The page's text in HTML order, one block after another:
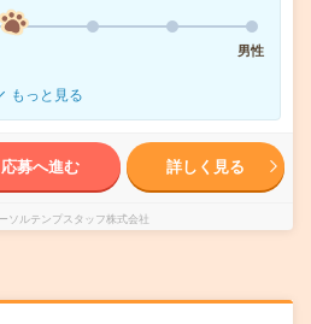
男性
もっと見る
応募へ進む 詳しく見る
ソルテンプスタッフ株式会社